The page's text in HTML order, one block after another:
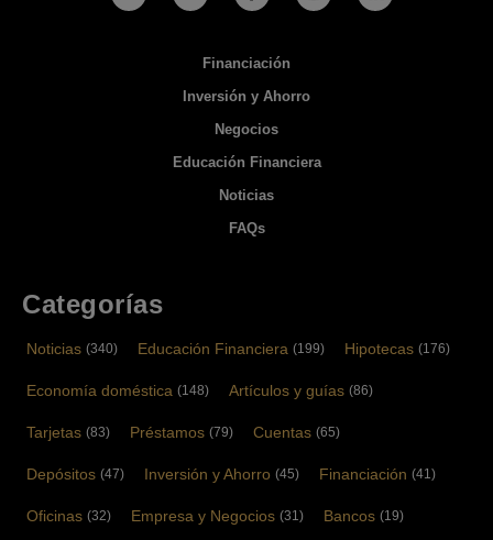
Financiación
Inversión y Ahorro
Negocios
Educación Financiera
Noticias
FAQs
Categorías
Noticias (340) Educación Financiera (199) Hipotecas (176)
Economía doméstica (148) Artículos y guías (86)
Tarjetas (83) Préstamos (79) Cuentas (65)
Depósitos (47) Inversión y Ahorro (45) Financiación (41)
Oficinas (32) Empresa y Negocios (31) Bancos (19)